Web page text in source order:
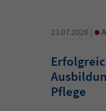
23.07.2026 | •
Pflege